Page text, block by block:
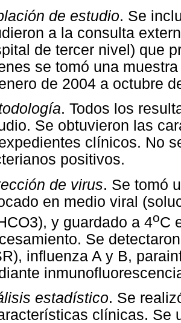
de estudio. Se
a la consulta
de tercer nivel) que
se tomó una
de 2004 a octubre
. Todos los
Se obtuvieron las
clínicos. No
positivos.
de virus. Se tomó
en medio viral
y guardado a 4oC
Se
influenza A y B,
estadístico. Se
clínicas. Se